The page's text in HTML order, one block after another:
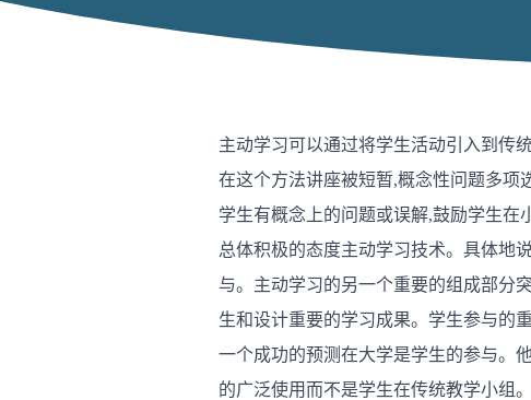
主动学习可以通过将学生活动引入到传
在这个方法讲座被短暂,概念性问题多项
学生有概念上的问题或误解,鼓励学生在
总体积极的态度主动学习技术。具体地
与。主动学习的另一个重要的组成部分
生和设计重要的学习成果。学生参与的
一个成功的预测在大学是学生的参与。
的广泛使用而不是学生在传统教学小组